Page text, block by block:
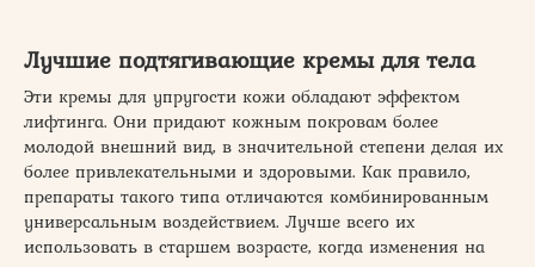
Лучшие подтягивающие кремы для тела
Эти кремы для упругости кожи обладают эффектом
лифтинга. Они придают кожным покровам более
молодой внешний вид, в значительной степени делая их
более привлекательными и здоровыми. Как правило,
препараты такого типа отличаются комбинированным
универсальным воздействием. Лучше всего их
использовать в старшем возрасте, когда изменения на